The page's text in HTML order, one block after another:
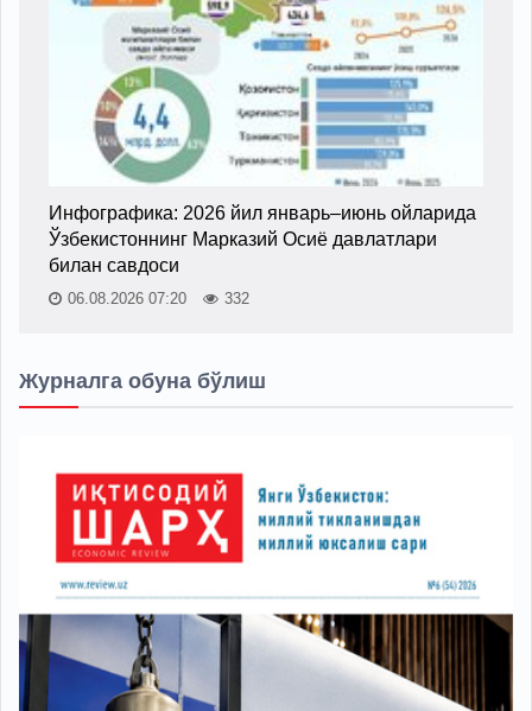
Инфографика: 2026 йил январь–июнь ойларида
Ўзбекистоннинг Марказий Осиё давлатлари
билан савдоси
06.08.2026 07:20 332
Журналга обуна бўлиш